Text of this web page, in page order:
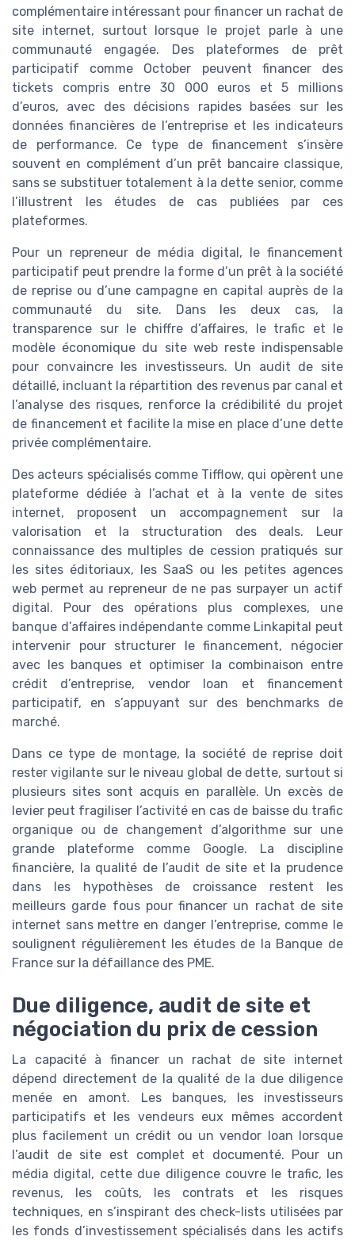
complémentaire intéressant pour financer un rachat de
site internet, surtout lorsque le projet parle à une
communauté engagée. Des plateformes de prêt
participatif comme October peuvent financer des
tickets compris entre 30 000 euros et 5 millions
d’euros, avec des décisions rapides basées sur les
données financières de l’entreprise et les indicateurs
de performance. Ce type de financement s’insère
souvent en complément d’un prêt bancaire classique,
sans se substituer totalement à la dette senior, comme
l’illustrent les études de cas publiées par ces
plateformes.
Pour un repreneur de média digital, le financement
participatif peut prendre la forme d’un prêt à la société
de reprise ou d’une campagne en capital auprès de la
communauté du site. Dans les deux cas, la
transparence sur le chiffre d’affaires, le trafic et le
modèle économique du site web reste indispensable
pour convaincre les investisseurs. Un audit de site
détaillé, incluant la répartition des revenus par canal et
l’analyse des risques, renforce la crédibilité du projet
de financement et facilite la mise en place d’une dette
privée complémentaire.
Des acteurs spécialisés comme Tifflow, qui opèrent une
plateforme dédiée à l’achat et à la vente de sites
internet, proposent un accompagnement sur la
valorisation et la structuration des deals. Leur
connaissance des multiples de cession pratiqués sur
les sites éditoriaux, les SaaS ou les petites agences
web permet au repreneur de ne pas surpayer un actif
digital. Pour des opérations plus complexes, une
banque d’affaires indépendante comme Linkapital peut
intervenir pour structurer le financement, négocier
avec les banques et optimiser la combinaison entre
crédit d’entreprise, vendor loan et financement
participatif, en s’appuyant sur des benchmarks de
marché.
Dans ce type de montage, la société de reprise doit
rester vigilante sur le niveau global de dette, surtout si
plusieurs sites sont acquis en parallèle. Un excès de
levier peut fragiliser l’activité en cas de baisse du trafic
organique ou de changement d’algorithme sur une
grande plateforme comme Google. La discipline
financière, la qualité de l’audit de site et la prudence
dans les hypothèses de croissance restent les
meilleurs garde fous pour financer un rachat de site
internet sans mettre en danger l’entreprise, comme le
soulignent régulièrement les études de la Banque de
France sur la défaillance des PME.
Due diligence, audit de site et
négociation du prix de cession
La capacité à financer un rachat de site internet
dépend directement de la qualité de la due diligence
menée en amont. Les banques, les investisseurs
participatifs et les vendeurs eux mêmes accordent
plus facilement un crédit ou un vendor loan lorsque
l’audit de site est complet et documenté. Pour un
média digital, cette due diligence couvre le trafic, les
revenus, les coûts, les contrats et les risques
techniques, en s’inspirant des check-lists utilisées par
les fonds d’investissement spécialisés dans les actifs